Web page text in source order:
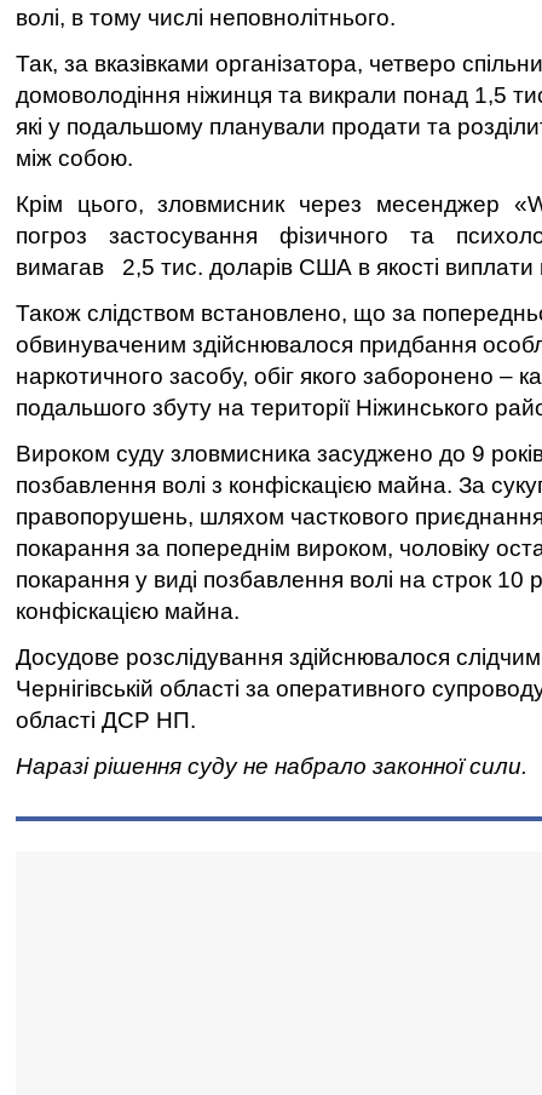
волі, в тому числі неповнолітнього.
Так, за вказівками організатора, четверо
домоволодіння ніжинця та викрали понад 1,5
які у подальшому планували продати та
між собою.
Крім цього, зловмисник через месенджер
погроз застосування фізичного та
вимагав 2,5 тис. доларів США в якості виплати
Також слідством встановлено, що за
обвинуваченим здійснювалося придбання
наркотичного засобу, обіг якого заборонено –
подальшого збуту на території Ніжинського
Вироком суду зловмисника засуджено до 9 років
позбавлення волі з конфіскацією майна. За
правопорушень, шляхом часткового приєднання
покарання за попереднім вироком, чоловіку
покарання у виді позбавлення волі на строк 10
конфіскацією майна.
Досудове розслідування здійснювалося
Чернігівській області за оперативного
області ДСР НП.
Наразі рішення суду не набрало законної сили.